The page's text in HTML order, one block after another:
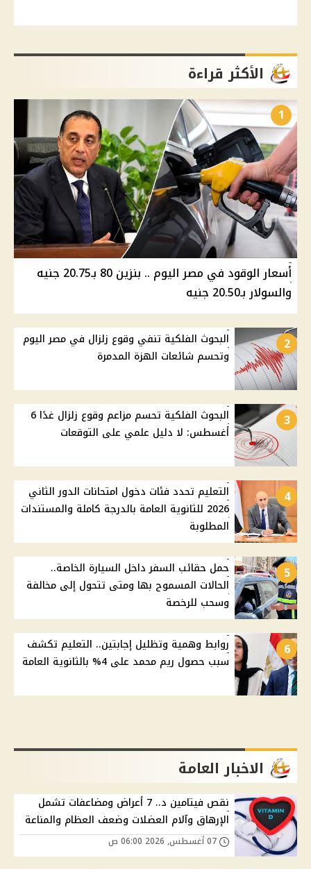
الأكثر قراءة
1
أسعار الوقود في مصر اليوم .. بنزين 80 بـ20.75 جنيه
والسولار بـ20.50 جنيه
2
البحوث الفلكية تنفي وقوع زلزال في مصر اليوم
وتحسم شائعات الهزة المدمرة
3
البحوث الفلكية تحسم مزاعم وقوع زلزال غدًا 6
أغسطس: لا دليل علمي على التوقعات
4
التعليم تحدد فئات دخول امتحانات الدور الثاني
2026 للثانوية العامة بالدرجة كاملة والمستندات
المطلوبة
5
حمل حقائب السفر داخل السيارة الخاصة..
الحالات المسموح بها ومتى تتحول إلى مخالفة
وسحب للرخصة
6
روابط وهمية وتظليل إجابتين.. التعليم تكشف
سبب حصول ريم محمد على 4% بالثانوية العامة
الاخبار العامة
نقص فيتامين د.. 7 أعراض ومضاعفات تشمل
الإرهاق وآلام العضلات وضعف العظام والمناعة